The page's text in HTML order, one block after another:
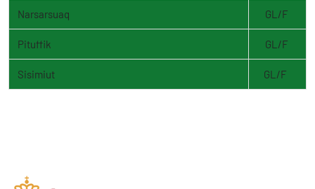
Narsarsuaq GL/F
Pituffik GL/F
Sisimiut GL/F